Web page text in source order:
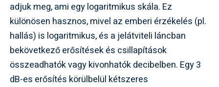
adjuk meg, ami egy logaritmikus skála. Ez
különösen hasznos, mivel az emberi érzékelés (pl.
hallás) is logaritmikus, és a jelátviteli láncban
bekövetkező erősítések és csillapítások
összeadhatók vagy kivonhatók decibelben. Egy 3
dB-es erősítés körülbelül kétszeres